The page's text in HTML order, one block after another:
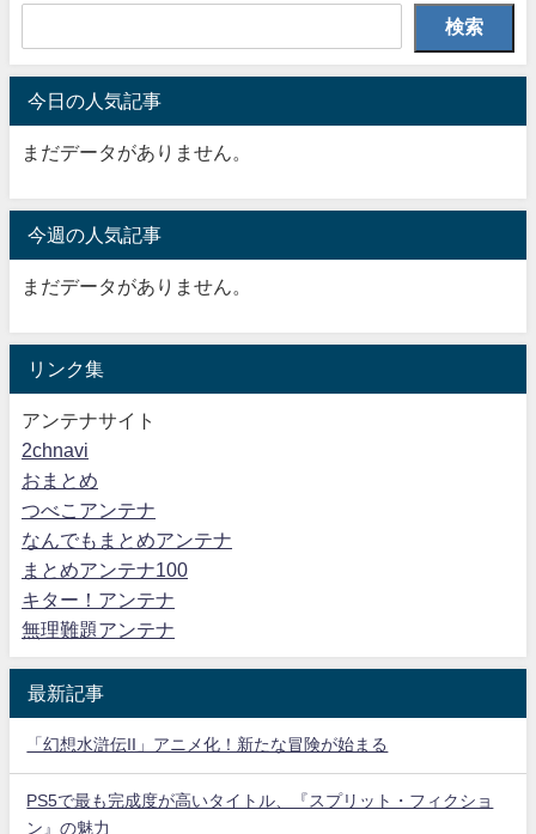
検索
今日の人気記事
まだデータがありません。
今週の人気記事
まだデータがありません。
リンク集
アンテナサイト
2chnavi
おまとめ
つべこアンテナ
なんでもまとめアンテナ
まとめアンテナ100
キター！アンテナ
無理難題アンテナ
最新記事
「幻想水滸伝II」アニメ化！新たな冒険が始まる
PS5で最も完成度が高いタイトル、『スプリット・フィクショ
ン』の魅力